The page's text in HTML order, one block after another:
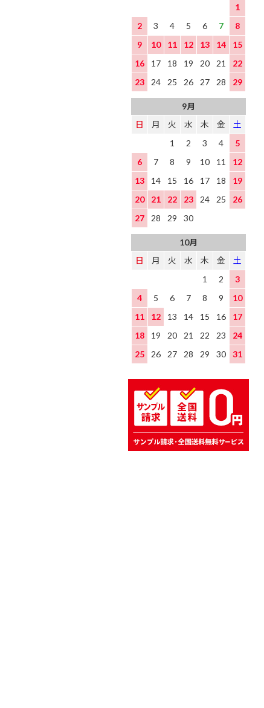
1
2
3 4 5 6 7
8
9
10 11 12 13 14
15
16
17 18 19 20 21
22
23
24 25 26 27 28 29
9月
日
月 火 水 木 金
土
1
2 3 4
5
6
7 8 9 10 11
12
13
14 15 16 17 18
19
20
21 22 23 24 25
26
27
28 29 30
10月
日
月 火 水 木 金
土
1
2
3
4
5 6 7 8 9
10
11
12 13 14 15 16
17
18
19 20 21 22 23
24
25
26 27 28 29 30 31